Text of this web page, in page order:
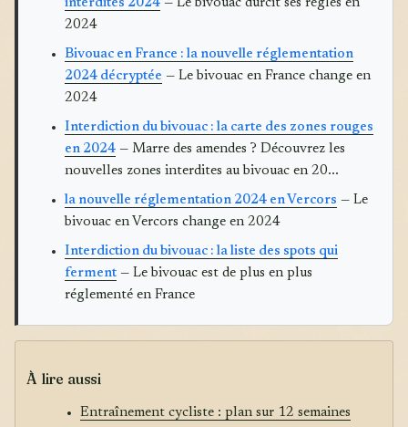
interdites 2024 — Le bivouac durcit ses règles en
2024
Bivouac en France : la nouvelle réglementation
2024 décryptée — Le bivouac en France change en
2024
Interdiction du bivouac : la carte des zones rouges
en 2024 — Marre des amendes ? Découvrez les
nouvelles zones interdites au bivouac en 20...
la nouvelle réglementation 2024 en Vercors — Le
bivouac en Vercors change en 2024
Interdiction du bivouac : la liste des spots qui
ferment — Le bivouac est de plus en plus
réglementé en France
À lire aussi
Entraînement cycliste : plan sur 12 semaines